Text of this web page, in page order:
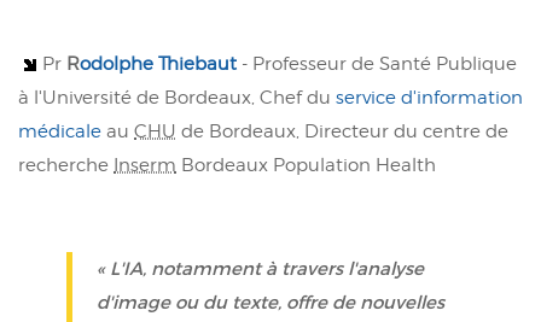
Pr Rodolphe Thiebaut - Professeur de Santé Publique
à l'Université de Bordeaux, Chef du service d'information
médicale au CHU de Bordeaux, Directeur du centre de
recherche Inserm Bordeaux Population Health
« L'IA, notamment à travers l'analyse
d'image ou du texte, offre de nouvelles